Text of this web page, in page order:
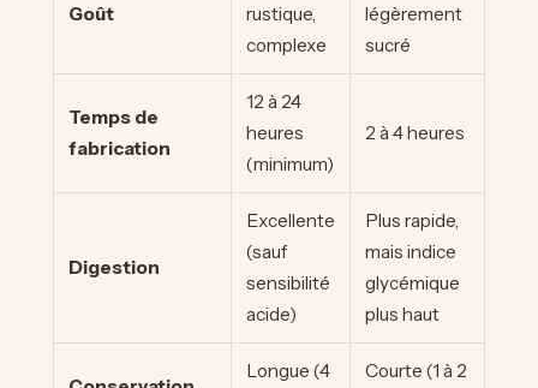
Goût
rustique,
complexe
légèrement
sucré
Temps de
fabrication
12 à 24
heures
(minimum)
2 à 4 heures
Digestion
Excellente
(sauf
sensibilité
acide)
Plus rapide,
mais indice
glycémique
plus haut
Longue (4
Courte (1 à 2